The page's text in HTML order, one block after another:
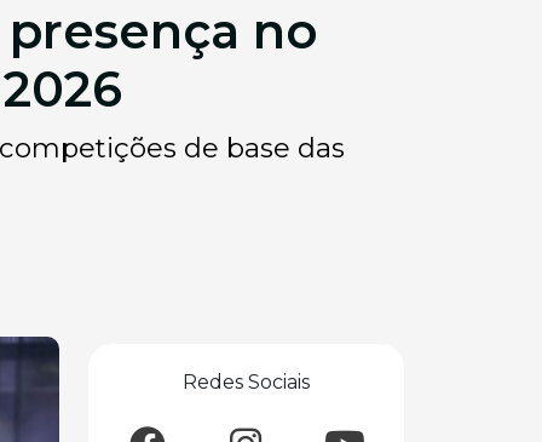
no
de base das
Redes Sociais